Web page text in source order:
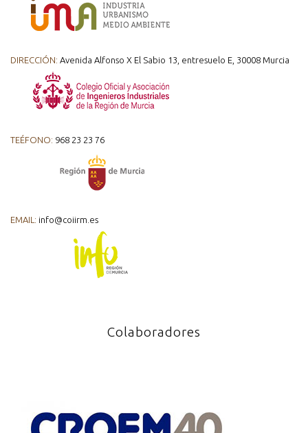
DIRECCIÓN: Avenida Alfonso X El Sabio 13, entresuelo E, 30008 Murcia
TEÉFONO: 968 23 23 76
EMAIL: info@coiirm.es
Colaboradores